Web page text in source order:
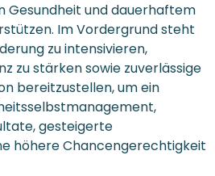
Gesundheit und dauerhaftem
Im Vordergrund steht
zu intensivieren,
zu stärken sowie zuverlässige
bereitzustellen, um ein
gesteigerte
höhere Chancengerechtigkeit